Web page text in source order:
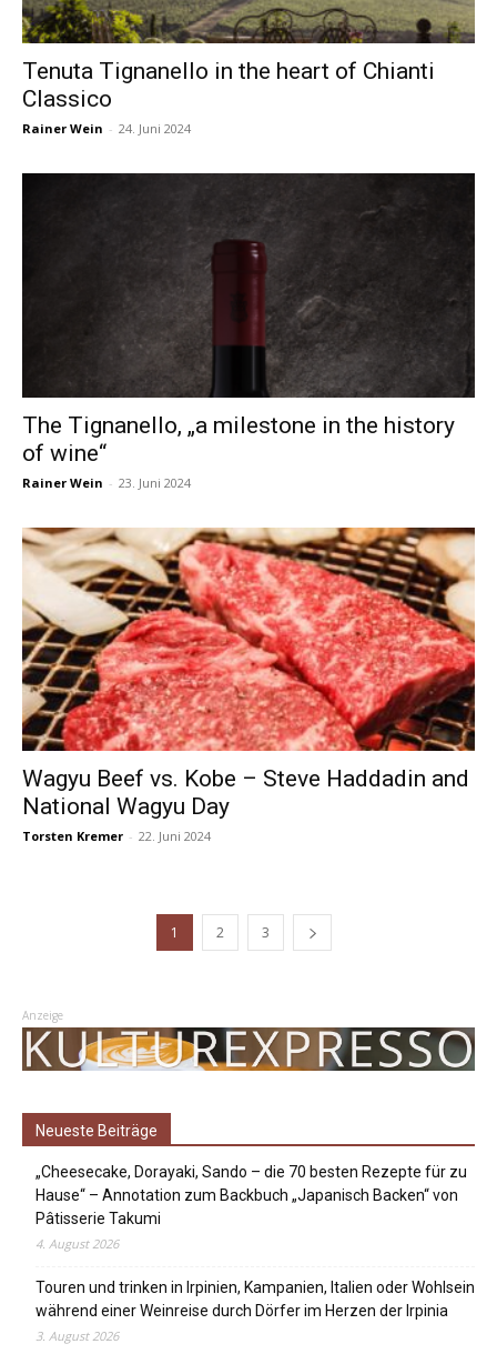
Tenuta Tignanello in the heart of Chianti
Classico
Rainer Wein - 24. Juni 2024
The Tignanello, „a milestone in the history
of wine“
Rainer Wein - 23. Juni 2024
Wagyu Beef vs. Kobe – Steve Haddadin and
National Wagyu Day
Torsten Kremer - 22. Juni 2024
1 2 3
Anzeige
Neueste Beiträge
„Cheesecake, Dorayaki, Sando – die 70 besten Rezepte für zu
Hause“ – Annotation zum Backbuch „Japanisch Backen“ von
Pâtisserie Takumi
4. August 2026
Touren und trinken in Irpinien, Kampanien, Italien oder Wohlsein
während einer Weinreise durch Dörfer im Herzen der Irpinia
3. August 2026